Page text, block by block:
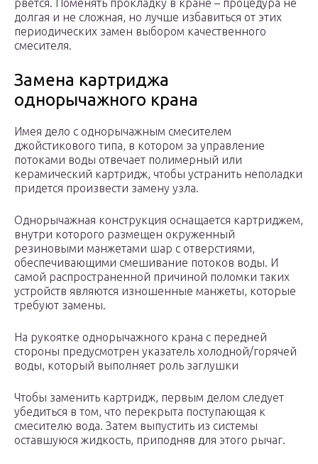
рвется. Поменять прокладку в кране – процедура не
долгая и не сложная, но лучше избавиться от этих
периодических замен выбором качественного
смесителя.
Замена картриджа
однорычажного крана
Имея дело с однорычажным смесителем
джойстикового типа, в котором за управление
потоками воды отвечает полимерный или
керамический картридж, чтобы устранить неполадки
придется произвести замену узла.
Однорычажная конструкция оснащается картриджем,
внутри которого размещен окруженный
резиновыми манжетами шар с отверстиями,
обеспечивающими смешивание потоков воды. И
самой распространенной причиной поломки таких
устройств являются изношенные манжеты, которые
требуют замены.
На рукоятке однорычажного крана с передней
стороны предусмотрен указатель холодной/горячей
воды, который выполняет роль заглушки
Чтобы заменить картридж, первым делом следует
убедиться в том, что перекрыта поступающая к
смесителю вода. Затем выпустить из системы
оставшуюся жидкость, приподняв для этого рычаг.